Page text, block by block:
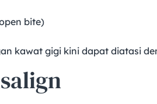
bite)
kawat gigi kini dapat diatasi